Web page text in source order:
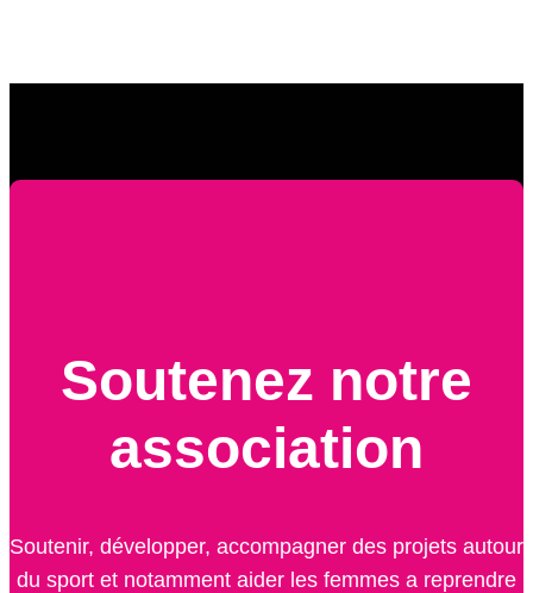
Soutenez notre
association
Soutenir, développer, accompagner des projets autour
du sport et notamment aider les femmes a reprendre